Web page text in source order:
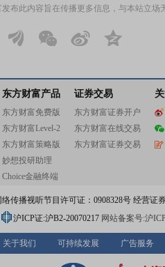
发布此内容旨在传播更多信息，与本站立场
东方财富产品
东方财富免费版
东方财富Level-2
东方财富策略版
妙想投研助理
Choice金融终端
证券交易
东方财富证券开户
东方财富在线交易
东方财富证券交易
传播视听节目许可证：0908328号 经营证
沪ICP证:沪B2-20070217 网站备案号:沪
关于我们 可持续发展 广告服务